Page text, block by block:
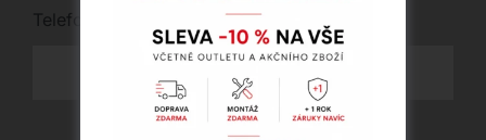
Telefon